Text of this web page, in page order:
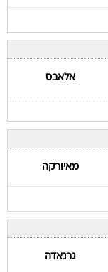
אלאבס
מאיורקה
גרנאדה